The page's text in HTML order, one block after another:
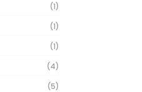
(1)
(1)
(1)
(4)
(5)